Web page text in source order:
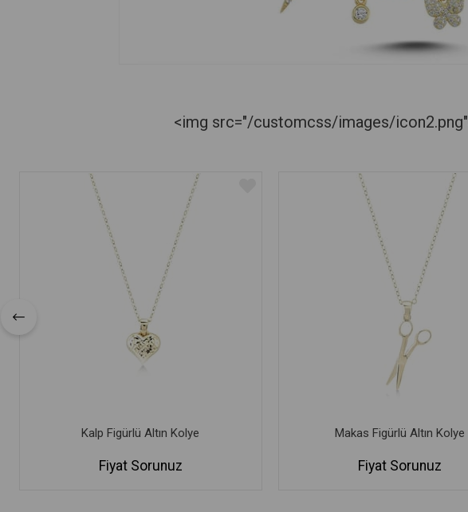
<img src="/customcss/images/
Kalp Figürlü Altın Kolye
Fiyat Sorunuz
Makas Figürlü Altın Kolye
Fiyat Sorunuz